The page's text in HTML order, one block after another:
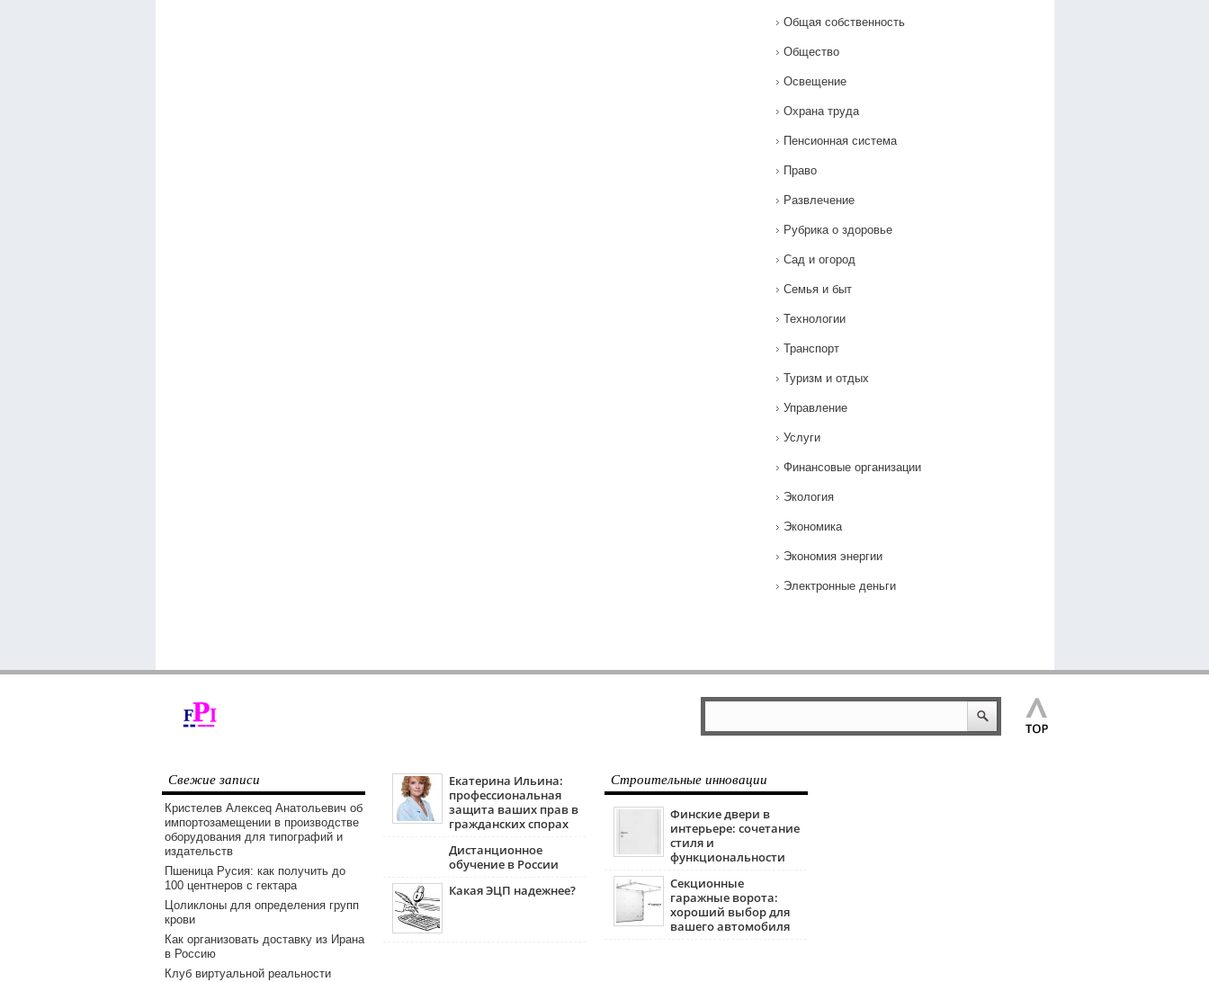
Общая собственность
Общество
Освещение
Охрана труда
Пенсионная система
Право
Развлечение
Рубрика о здоровье
Сад и огород
Семья и быт
Технологии
Транспорт
Туризм и отдых
Управление
Услуги
Финансовые организации
Экология
Экономика
Экономия энергии
Электронные деньги
Свежие записи
Кристелев Алексеq Анатольевич об
импортозамещении в производстве
оборудования для типографий и
издательств
Пшеница Русия: как получить до
100 центнеров с гектара
Цоликлоны для определения групп
крови
Как организовать доставку из Ирана
в Россию
Клуб виртуальной реальности
Екатерина Ильина:
профессиональная
защита ваших прав в
гражданских спорах
Дистанционное
обучение в России
Какая ЭЦП надежнее?
Строительные инновации
Финские двери в
интерьере: сочетание
стиля и
функциональности
Секционные
гаражные ворота:
хороший выбор для
вашего автомобиля